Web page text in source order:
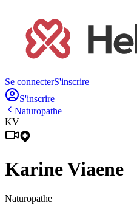
Se connecterS'inscrire
S'inscrire
Naturopathe
KV
KarineViaene
Naturopathe